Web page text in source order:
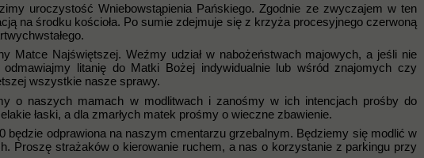
uroczystość Wniebowstąpienia Pańskiego. Zgodnie ze zwyczajem w ten
na środku kościoła. Po sumie zdejmuje się z krzyża procesyjnego czerwoną
Matce Najświętszej. Weźmy udział w nabożeństwach majowych, a jeśli nie
litanię do Matki Bożej indywidualnie lub wśród znajomych czy
wszystkie nasze sprawy.
o naszych mamach w modlitwach i zanośmy w ich intencjach prośby do
łaski, a dla zmarłych matek prośmy o wieczne zbawienie.
będzie odprawiona na naszym cmentarzu grzebalnym. Będziemy się modlić w
Proszę strażaków o kierowanie ruchem, a nas o korzystanie z parkingu przy